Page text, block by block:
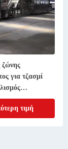
για τζασμί
τιμή